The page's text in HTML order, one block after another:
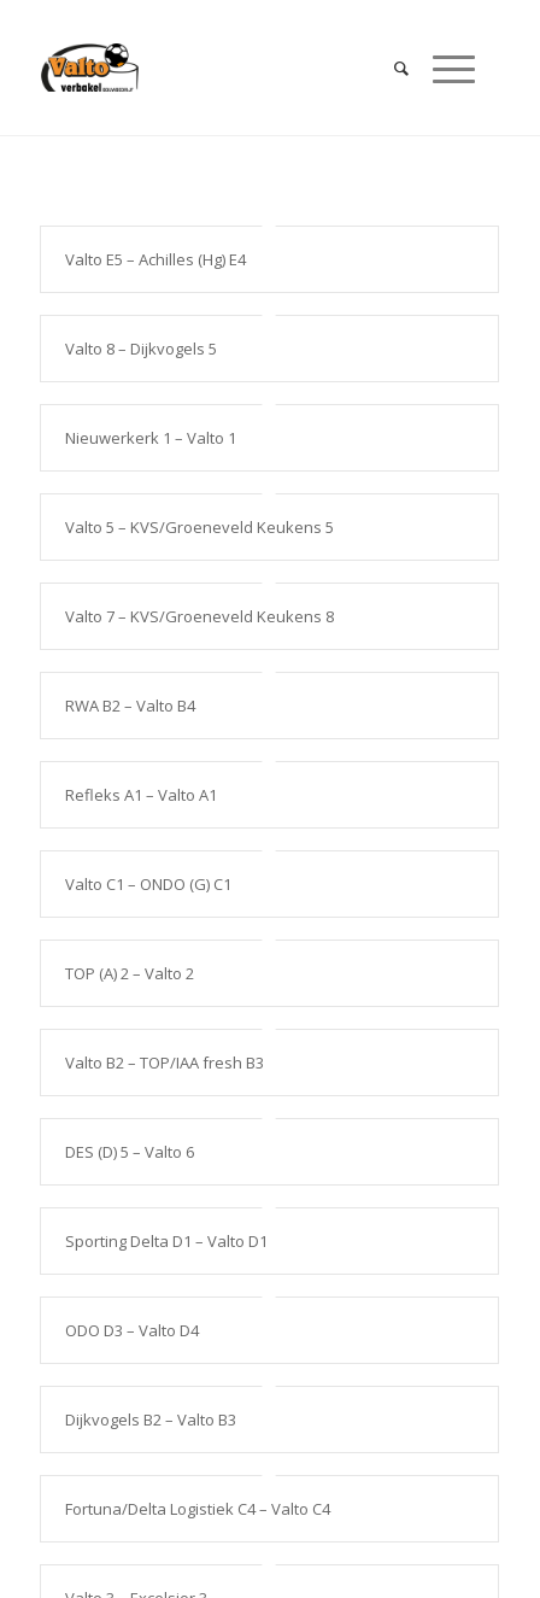
Valto E5 – Achilles (Hg) E4
Valto 8 – Dijkvogels 5
Nieuwerkerk 1 – Valto 1
Valto 5 – KVS/Groeneveld Keukens 5
Valto 7 – KVS/Groeneveld Keukens 8
RWA B2 – Valto B4
Refleks A1 – Valto A1
Valto C1 – ONDO (G) C1
TOP (A) 2 – Valto 2
Valto B2 – TOP/IAA fresh B3
DES (D) 5 – Valto 6
Sporting Delta D1 – Valto D1
ODO D3 – Valto D4
Dijkvogels B2 – Valto B3
Fortuna/Delta Logistiek C4 – Valto C4